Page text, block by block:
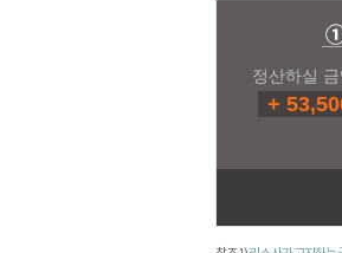
정산하실
+